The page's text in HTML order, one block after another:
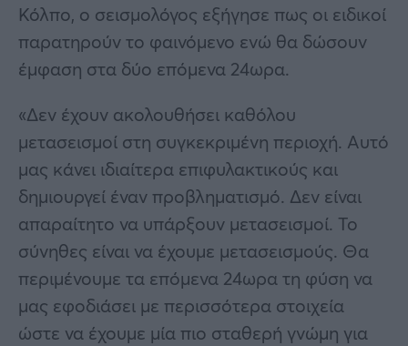
Κόλπο, ο σεισμολόγος εξήγησε πως οι ειδικοί
παρατηρούν το φαινόμενο ενώ θα δώσουν
έμφαση στα δύο επόμενα 24ωρα.
«Δεν έχουν ακολουθήσει καθόλου
μετασεισμοί στη συγκεκριμένη περιοχή. Αυτό
μας κάνει ιδιαίτερα επιφυλακτικούς και
δημιουργεί έναν προβληματισμό. Δεν είναι
απαραίτητο να υπάρξουν μετασεισμοί. Το
σύνηθες είναι να έχουμε μετασεισμούς. Θα
περιμένουμε τα επόμενα 24ωρα τη φύση να
μας εφοδιάσει με περισσότερα στοιχεία
ώστε να έχουμε μία πιο σταθερή γνώμη για